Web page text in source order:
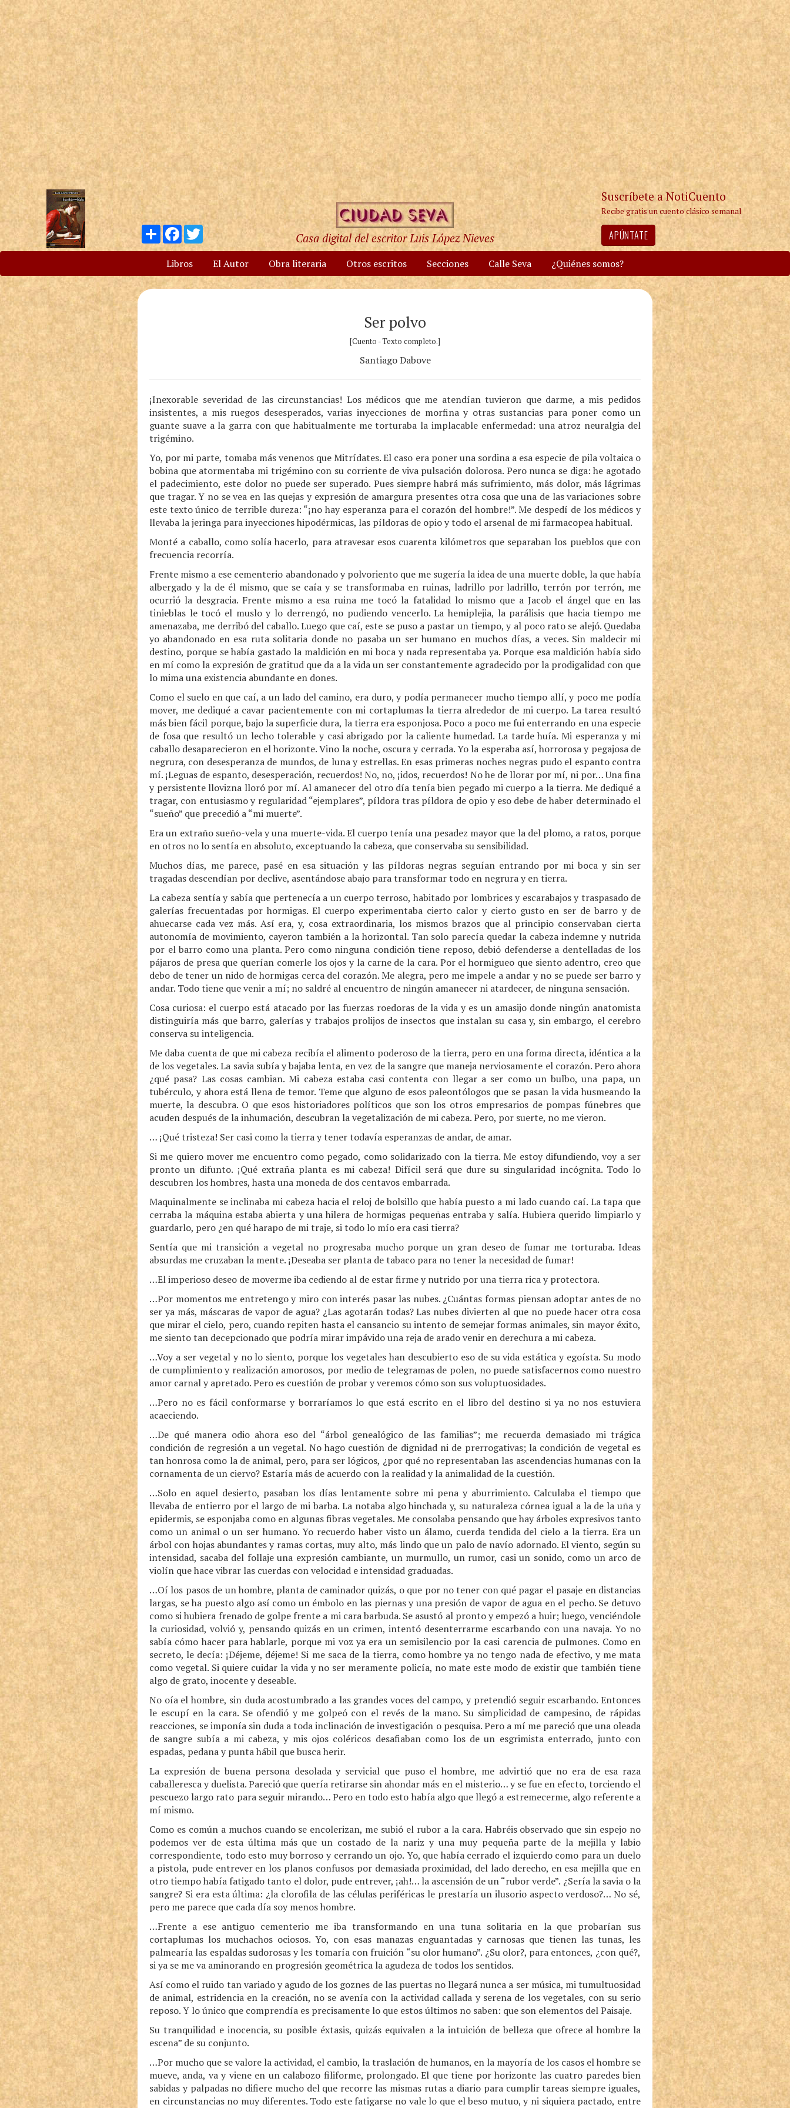
Compartir
Facebook
Twitter
Casa digital del escritor Luis López Nieves
Suscríbete a NotiCuento
Recibe gratis un cuento clásico semanal
APÚNTATE
Libros El Autor Obra literaria Otros escritos Secciones Calle Seva ¿Quiénes somos?
Ser polvo
[Cuento - Texto completo.]
Santiago Dabove
¡Inexorable severidad de las circunstancias! Los médicos que me atendían tuvieron que darme, a mis pedidos
insistentes, a mis ruegos desesperados, varias inyecciones de morfina y otras sustancias para poner como un
guante suave a la garra con que habitualmente me torturaba la implacable enfermedad: una atroz neuralgia del
trigémino.
Yo, por mi parte, tomaba más venenos que Mitrídates. El caso era poner una sordina a esa especie de pila voltaica o
bobina que atormentaba mi trigémino con su corriente de viva pulsación dolorosa. Pero nunca se diga: he agotado
el padecimiento, este dolor no puede ser superado. Pues siempre habrá más sufrimiento, más dolor, más lágrimas
que tragar. Y no se vea en las quejas y expresión de amargura presentes otra cosa que una de las variaciones sobre
este texto único de terrible dureza: “¡no hay esperanza para el corazón del hombre!”. Me despedí de los médicos y
llevaba la jeringa para inyecciones hipodérmicas, las píldoras de opio y todo el arsenal de mi farmacopea habitual.
Monté a caballo, como solía hacerlo, para atravesar esos cuarenta kilómetros que separaban los pueblos que con
frecuencia recorría.
Frente mismo a ese cementerio abandonado y polvoriento que me sugería la idea de una muerte doble, la que había
albergado y la de él mismo, que se caía y se transformaba en ruinas, ladrillo por ladrillo, terrón por terrón, me
ocurrió la desgracia. Frente mismo a esa ruina me tocó la fatalidad lo mismo que a Jacob el ángel que en las
tinieblas le tocó el muslo y lo derrengó, no pudiendo vencerlo. La hemiplejia, la parálisis que hacia tiempo me
amenazaba, me derribó del caballo. Luego que caí, este se puso a pastar un tiempo, y al poco rato se alejó. Quedaba
yo abandonado en esa ruta solitaria donde no pasaba un ser humano en muchos días, a veces. Sin maldecir mi
destino, porque se había gastado la maldición en mi boca y nada representaba ya. Porque esa maldición había sido
en mí como la expresión de gratitud que da a la vida un ser constantemente agradecido por la prodigalidad con que
lo mima una existencia abundante en dones.
Como el suelo en que caí, a un lado del camino, era duro, y podía permanecer mucho tiempo allí, y poco me podía
mover, me dediqué a cavar pacientemente con mi cortaplumas la tierra alrededor de mi cuerpo. La tarea resultó
más bien fácil porque, bajo la superficie dura, la tierra era esponjosa. Poco a poco me fui enterrando en una especie
de fosa que resultó un lecho tolerable y casi abrigado por la caliente humedad. La tarde huía. Mi esperanza y mi
caballo desaparecieron en el horizonte. Vino la noche, oscura y cerrada. Yo la esperaba así, horrorosa y pegajosa de
negrura, con desesperanza de mundos, de luna y estrellas. En esas primeras noches negras pudo el espanto contra
mí. ¡Leguas de espanto, desesperación, recuerdos! No, no, ¡idos, recuerdos! No he de llorar por mí, ni por… Una fina
y persistente llovizna lloró por mí. Al amanecer del otro día tenía bien pegado mi cuerpo a la tierra. Me dediqué a
tragar, con entusiasmo y regularidad “ejemplares”, píldora tras píldora de opio y eso debe de haber determinado el
“sueño” que precedió a “mi muerte”.
Era un extraño sueño-vela y una muerte-vida. El cuerpo tenía una pesadez mayor que la del plomo, a ratos, porque
en otros no lo sentía en absoluto, exceptuando la cabeza, que conservaba su sensibilidad.
Muchos días, me parece, pasé en esa situación y las píldoras negras seguían entrando por mi boca y sin ser
tragadas descendían por declive, asentándose abajo para transformar todo en negrura y en tierra.
La cabeza sentía y sabía que pertenecía a un cuerpo terroso, habitado por lombrices y escarabajos y traspasado de
galerías frecuentadas por hormigas. El cuerpo experimentaba cierto calor y cierto gusto en ser de barro y de
ahuecarse cada vez más. Así era, y, cosa extraordinaria, los mismos brazos que al principio conservaban cierta
autonomía de movimiento, cayeron también a la horizontal. Tan solo parecía quedar la cabeza indemne y nutrida
por el barro como una planta. Pero como ninguna condición tiene reposo, debió defenderse a dentelladas de los
pájaros de presa que querían comerle los ojos y la carne de la cara. Por el hormigueo que siento adentro, creo que
debo de tener un nido de hormigas cerca del corazón. Me alegra, pero me impele a andar y no se puede ser barro y
andar. Todo tiene que venir a mí; no saldré al encuentro de ningún amanecer ni atardecer, de ninguna sensación.
Cosa curiosa: el cuerpo está atacado por las fuerzas roedoras de la vida y es un amasijo donde ningún anatomista
distinguiría más que barro, galerías y trabajos prolijos de insectos que instalan su casa y, sin embargo, el cerebro
conserva su inteligencia.
Me daba cuenta de que mi cabeza recibía el alimento poderoso de la tierra, pero en una forma directa, idéntica a la
de los vegetales. La savia subía y bajaba lenta, en vez de la sangre que maneja nerviosamente el corazón. Pero ahora
¿qué pasa? Las cosas cambian. Mi cabeza estaba casi contenta con llegar a ser como un bulbo, una papa, un
tubérculo, y ahora está llena de temor. Teme que alguno de esos paleontólogos que se pasan la vida husmeando la
muerte, la descubra. O que esos historiadores políticos que son los otros empresarios de pompas fúnebres que
acuden después de la inhumación, descubran la vegetalización de mi cabeza. Pero, por suerte, no me vieron.
… ¡Qué tristeza! Ser casi como la tierra y tener todavía esperanzas de andar, de amar.
Si me quiero mover me encuentro como pegado, como solidarizado con la tierra. Me estoy difundiendo, voy a ser
pronto un difunto. ¡Qué extraña planta es mi cabeza! Difícil será que dure su singularidad incógnita. Todo lo
descubren los hombres, hasta una moneda de dos centavos embarrada.
Maquinalmente se inclinaba mi cabeza hacia el reloj de bolsillo que había puesto a mi lado cuando caí. La tapa que
cerraba la máquina estaba abierta y una hilera de hormigas pequeñas entraba y salía. Hubiera querido limpiarlo y
guardarlo, pero ¿en qué harapo de mi traje, si todo lo mío era casi tierra?
Sentía que mi transición a vegetal no progresaba mucho porque un gran deseo de fumar me torturaba. Ideas
absurdas me cruzaban la mente. ¡Deseaba ser planta de tabaco para no tener la necesidad de fumar!
…El imperioso deseo de moverme iba cediendo al de estar firme y nutrido por una tierra rica y protectora.
…Por momentos me entretengo y miro con interés pasar las nubes. ¿Cuántas formas piensan adoptar antes de no
ser ya más, máscaras de vapor de agua? ¿Las agotarán todas? Las nubes divierten al que no puede hacer otra cosa
que mirar el cielo, pero, cuando repiten hasta el cansancio su intento de semejar formas animales, sin mayor éxito,
me siento tan decepcionado que podría mirar impávido una reja de arado venir en derechura a mi cabeza.
…Voy a ser vegetal y no lo siento, porque los vegetales han descubierto eso de su vida estática y egoísta. Su modo
de cumplimiento y realización amorosos, por medio de telegramas de polen, no puede satisfacernos como nuestro
amor carnal y apretado. Pero es cuestión de probar y veremos cómo son sus voluptuosidades.
…Pero no es fácil conformarse y borraríamos lo que está escrito en el libro del destino si ya no nos estuviera
acaeciendo.
…De qué manera odio ahora eso del “árbol genealógico de las familias”; me recuerda demasiado mi trágica
condición de regresión a un vegetal. No hago cuestión de dignidad ni de prerrogativas; la condición de vegetal es
tan honrosa como la de animal, pero, para ser lógicos, ¿por qué no representaban las ascendencias humanas con la
cornamenta de un ciervo? Estaría más de acuerdo con la realidad y la animalidad de la cuestión.
…Solo en aquel desierto, pasaban los días lentamente sobre mi pena y aburrimiento. Calculaba el tiempo que
llevaba de entierro por el largo de mi barba. La notaba algo hinchada y, su naturaleza córnea igual a la de la uña y
epidermis, se esponjaba como en algunas fibras vegetales. Me consolaba pensando que hay árboles expresivos tanto
como un animal o un ser humano. Yo recuerdo haber visto un álamo, cuerda tendida del cielo a la tierra. Era un
árbol con hojas abundantes y ramas cortas, muy alto, más lindo que un palo de navío adornado. El viento, según su
intensidad, sacaba del follaje una expresión cambiante, un murmullo, un rumor, casi un sonido, como un arco de
violín que hace vibrar las cuerdas con velocidad e intensidad graduadas.
…Oí los pasos de un hombre, planta de caminador quizás, o que por no tener con qué pagar el pasaje en distancias
largas, se ha puesto algo así como un émbolo en las piernas y una presión de vapor de agua en el pecho. Se detuvo
como si hubiera frenado de golpe frente a mi cara barbuda. Se asustó al pronto y empezó a huir; luego, venciéndole
la curiosidad, volvió y, pensando quizás en un crimen, intentó desenterrarme escarbando con una navaja. Yo no
sabía cómo hacer para hablarle, porque mi voz ya era un semisilencio por la casi carencia de pulmones. Como en
secreto, le decía: ¡Déjeme, déjeme! Si me saca de la tierra, como hombre ya no tengo nada de efectivo, y me mata
como vegetal. Si quiere cuidar la vida y no ser meramente policía, no mate este modo de existir que también tiene
algo de grato, inocente y deseable.
No oía el hombre, sin duda acostumbrado a las grandes voces del campo, y pretendió seguir escarbando. Entonces
le escupí en la cara. Se ofendió y me golpeó con el revés de la mano. Su simplicidad de campesino, de rápidas
reacciones, se imponía sin duda a toda inclinación de investigación o pesquisa. Pero a mí me pareció que una oleada
de sangre subía a mi cabeza, y mis ojos coléricos desafiaban como los de un esgrimista enterrado, junto con
espadas, pedana y punta hábil que busca herir.
La expresión de buena persona desolada y servicial que puso el hombre, me advirtió que no era de esa raza
caballeresca y duelista. Pareció que quería retirarse sin ahondar más en el misterio… y se fue en efecto, torciendo el
pescuezo largo rato para seguir mirando… Pero en todo esto había algo que llegó a estremecerme, algo referente a
mí mismo.
Como es común a muchos cuando se encolerizan, me subió el rubor a la cara. Habréis observado que sin espejo no
podemos ver de esta última más que un costado de la nariz y una muy pequeña parte de la mejilla y labio
correspondiente, todo esto muy borroso y cerrando un ojo. Yo, que había cerrado el izquierdo como para un duelo
a pistola, pude entrever en los planos confusos por demasiada proximidad, del lado derecho, en esa mejilla que en
otro tiempo había fatigado tanto el dolor, pude entrever, ¡ah!… la ascensión de un “rubor verde”. ¿Sería la savia o la
sangre? Si era esta última: ¿la clorofila de las células periféricas le prestaría un ilusorio aspecto verdoso?… No sé,
pero me parece que cada día soy menos hombre.
…Frente a ese antiguo cementerio me iba transformando en una tuna solitaria en la que probarían sus
cortaplumas los muchachos ociosos. Yo, con esas manazas enguantadas y carnosas que tienen las tunas, les
palmearía las espaldas sudorosas y les tomaría con fruición “su olor humano”. ¿Su olor?, para entonces, ¿con qué?,
si ya se me va aminorando en progresión geométrica la agudeza de todos los sentidos.
Así como el ruido tan variado y agudo de los goznes de las puertas no llegará nunca a ser música, mi tumultuosidad
de animal, estridencia en la creación, no se avenía con la actividad callada y serena de los vegetales, con su serio
reposo. Y lo único que comprendía es precisamente lo que estos últimos no saben: que son elementos del Paisaje.
Su tranquilidad e inocencia, su posible éxtasis, quizás equivalen a la intuición de belleza que ofrece al hombre la
escena” de su conjunto.
…Por mucho que se valore la actividad, el cambio, la traslación de humanos, en la mayoría de los casos el hombre se
mueve, anda, va y viene en un calabozo filiforme, prolongado. El que tiene por horizonte las cuatro paredes bien
sabidas y palpadas no difiere mucho del que recorre las mismas rutas a diario para cumplir tareas siempre iguales,
en circunstancias no muy diferentes. Todo este fatigarse no vale lo que el beso mutuo, y ni siquiera pactado, entre